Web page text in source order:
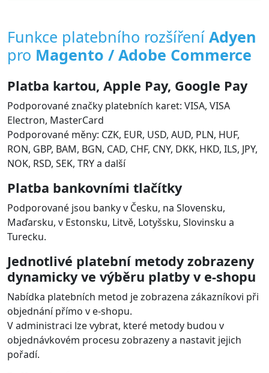
Funkce platebního rozšíření
proMagento / Adobe Commerce
Platba kartou, Apple Pay, Google Pay